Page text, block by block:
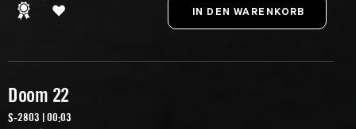
Doom 22
S-2803 | 00:03